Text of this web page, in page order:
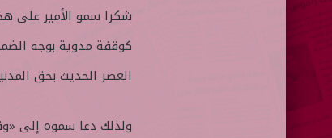
شكرا سمو الأمير على
كوقفة مدوية بوجه
العصر الحديث بحق
ولذلك دعا سموه إلى